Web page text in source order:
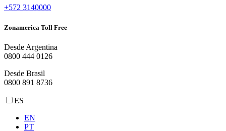
+572 3140000
Zonamerica Toll Free
Desde Argentina
0800 444 0126
Desde Brasil
0800 891 8736
ES
EN
PT